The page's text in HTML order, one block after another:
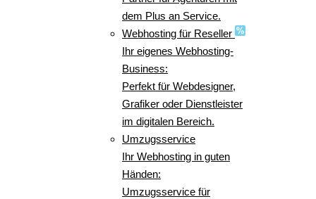
dem Plus an Service.
Webhosting für Reseller
Ihr eigenes Webhosting-
Business:
Perfekt für Webdesigner,
Grafiker oder Dienstleister
im digitalen Bereich.
Umzugsservice
Ihr Webhosting in guten
Händen:
Umzugsservice für